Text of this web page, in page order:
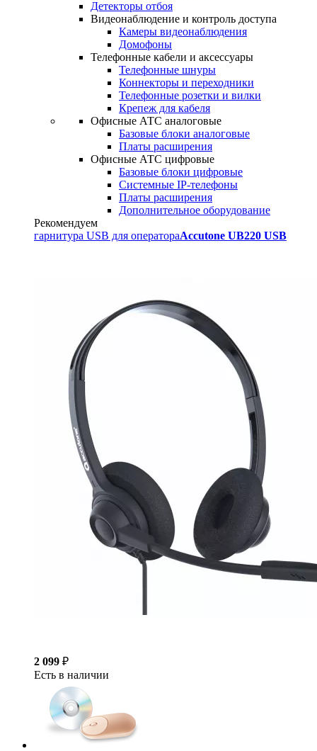
Детекторы отбоя
Видеонаблюдение и контроль доступа
Камеры видеонаблюдения
Домофоны
Телефонные кабели и аксессуары
Телефонные шнуры
Коннекторы и переходники
Телефонные розетки и вилки
Крепеж для кабеля
Офисные АТС аналоговые
Базовые блоки аналоговые
Платы расширения
Офисные АТС цифровые
Базовые блоки цифровые
Системные IP-телефоны
Платы расширения
Дополнительное оборудование
Рекомендуем
гарнитура USB для оператораAccutone UB220 USB
2 099 ₽
Есть в наличии